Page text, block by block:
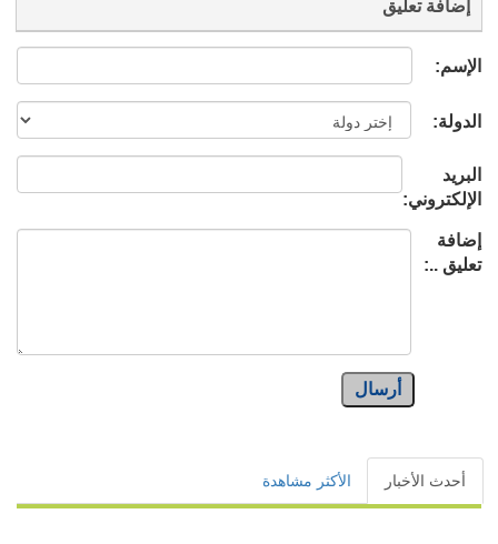
إضافة تعليق
الإسم:
الدولة:
البريد
الإلكتروني:
إضافة
تعليق ..:
أرسال
أحدث الأخبار الأكثر مشاهدة